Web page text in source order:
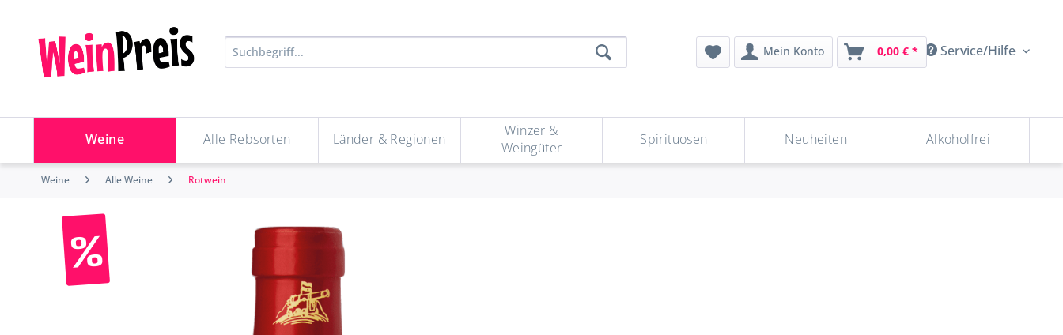
Service/Hilfe
Mein Konto 0,00 € *
Weine Alle Rebsorten Länder & Regionen
Winzer &
Weingüter
Spirituosen Neuheiten Alkoholfrei
Weine Alle Weine Rotwein